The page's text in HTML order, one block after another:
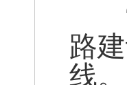
“
路
线